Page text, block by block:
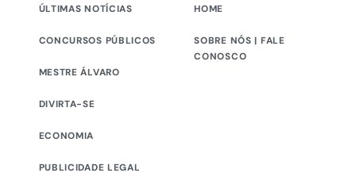
ÚLTIMAS NOTÍCIAS
CONCURSOS PÚBLICOS
MESTRE ÁLVARO
DIVIRTA-SE
ECONOMIA
PUBLICIDADE LEGAL
HOME
SOBRE NÓS | FALE
CONOSCO